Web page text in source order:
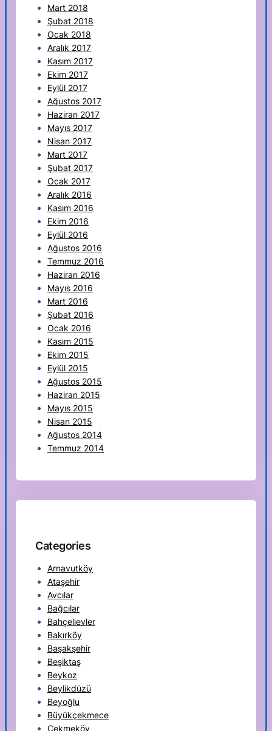
Mart 2018
Şubat 2018
Ocak 2018
Aralık 2017
Kasım 2017
Ekim 2017
Eylül 2017
Ağustos 2017
Haziran 2017
Mayıs 2017
Nisan 2017
Mart 2017
Şubat 2017
Ocak 2017
Aralık 2016
Kasım 2016
Ekim 2016
Eylül 2016
Ağustos 2016
Temmuz 2016
Haziran 2016
Mayıs 2016
Mart 2016
Şubat 2016
Ocak 2016
Kasım 2015
Ekim 2015
Eylül 2015
Ağustos 2015
Haziran 2015
Mayıs 2015
Nisan 2015
Ağustos 2014
Temmuz 2014
Categories
Arnavutköy
Ataşehir
Avcılar
Bağcılar
Bahçelievler
Bakırköy
Başakşehir
Beşiktaş
Beykoz
Beylikdüzü
Beyoğlu
Büyükçekmece
Çekmeköy